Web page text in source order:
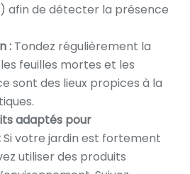
afin de détecter la présence
: Tondez régulièrement la
feuilles mortes et les
sont des lieux propices à la
adaptés pour
Si votre jardin est fortement
utiliser des produits